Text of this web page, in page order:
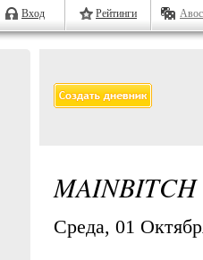
Вход Рейтинги
MAINBITCH
Среда, 01